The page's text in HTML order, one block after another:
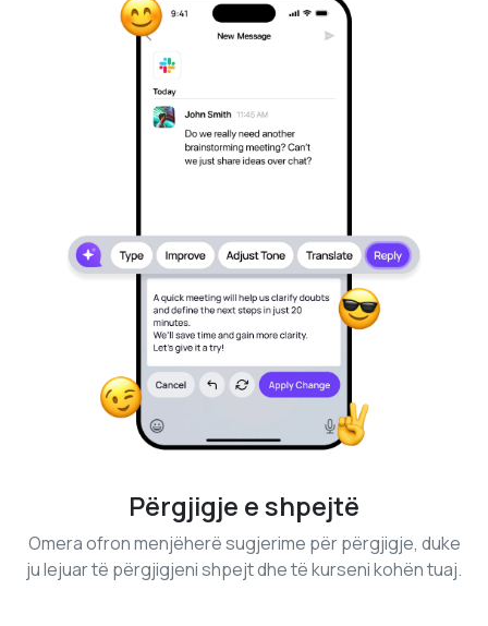
Përgjigje e shpejtë
Omera ofron menjëherë sugjerime për përgjigje, duke
ju lejuar të përgjigjeni shpejt dhe të kurseni kohën tuaj.